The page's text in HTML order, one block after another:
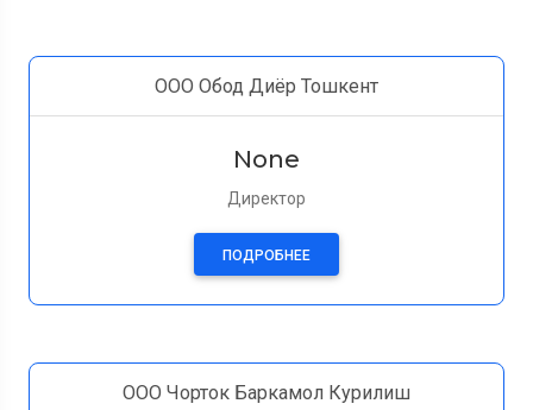
ООО Обод Диёр Тошкент
None
Директор
ПОДРОБНЕЕ
ООО Чорток Баркамол Курилиш